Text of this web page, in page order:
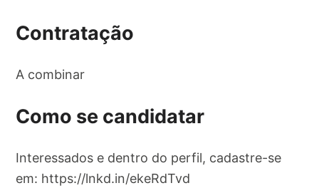
Contratação
A combinar
Como se candidatar
Interessados e dentro do perfil, cadastre-se
em: https://lnkd.in/ekeRdTvd